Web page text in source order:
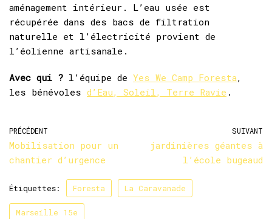
aménagement intérieur. L’eau usée est
récupérée dans des bacs de filtration
naturelle et l’électricité provient de
l’éolienne artisanale.
Avec qui ? l’équipe de Yes We Camp Foresta,
les bénévoles d’Eau, Soleil, Terre Ravie .
PRÉCÉDENT
Mobilisation pour un
chantier d’urgence
SUIVANT
jardinières géantes à
l’école bugeaud
Étiquettes: Foresta La Caravanade
Marseille 15e